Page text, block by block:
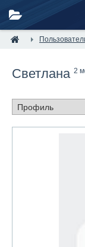
Светлана 2